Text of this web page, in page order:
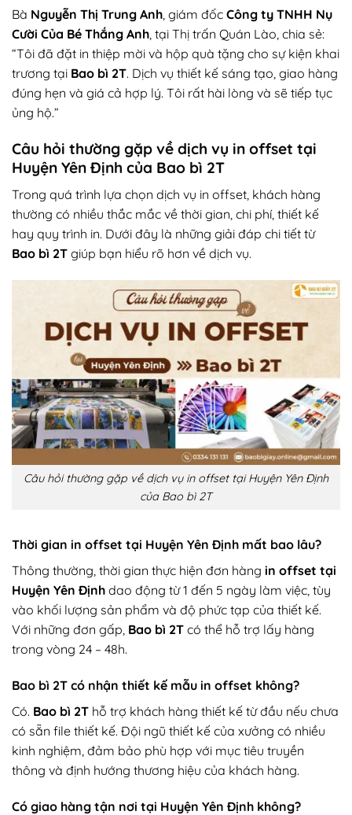
Bà Nguyễn Thị Trung Anh, giám đốc Công ty TNHH Nụ
Cười Của Bé Thắng Anh, tại Thị trấn Quán Lào, chia sẻ:
“Tôi đã đặt in thiệp mời và hộp quà tặng cho sự kiện khai
trương tại Bao bì 2T. Dịch vụ thiết kế sáng tạo, giao hàng
đúng hẹn và giá cả hợp lý. Tôi rất hài lòng và sẽ tiếp tục
ủng hộ.”
Câu hỏi thường gặp về dịch vụ in offset tại
Huyện Yên Định của Bao bì 2T
Trong quá trình lựa chọn dịch vụ in offset, khách hàng
thường có nhiều thắc mắc về thời gian, chi phí, thiết kế
hay quy trình in. Dưới đây là những giải đáp chi tiết từ
Bao bì 2T giúp bạn hiểu rõ hơn về dịch vụ.
Câu hỏi thường gặp về dịch vụ in offset tại Huyện Yên Định
của Bao bì 2T
Thời gian in offset tại Huyện Yên Định mất bao lâu?
Thông thường, thời gian thực hiện đơn hàng in offset tại
Huyện Yên Định dao động từ 1 đến 5 ngày làm việc, tùy
vào khối lượng sản phẩm và độ phức tạp của thiết kế.
Với những đơn gấp, Bao bì 2T có thể hỗ trợ lấy hàng
trong vòng 24 – 48h.
Bao bì 2T có nhận thiết kế mẫu in offset không?
Có. Bao bì 2T hỗ trợ khách hàng thiết kế từ đầu nếu chưa
có sẵn file thiết kế. Đội ngũ thiết kế của xưởng có nhiều
kinh nghiệm, đảm bảo phù hợp với mục tiêu truyền
thông và định hướng thương hiệu của khách hàng.
Có giao hàng tận nơi tại Huyện Yên Định không?